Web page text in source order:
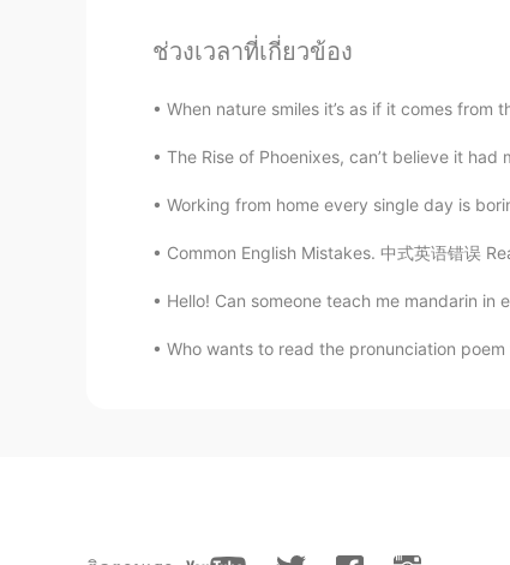
Галина_Galina
Lydia
@Jan 哈哈😃我喜欢随便花🌸
EN CS CN DE IT
要做，这可能不太理智，因为你
ช่วงเวลาที่เกี่ยวข้อง
When nature smiles it’s as if it comes from the
The Rise of Phoenixes, can’t believe it had
Working from home every single day is
Common English Mistakes. 中式英语错误
Hello! Can someone teach me mandarin
Who wants to read the pronunciation